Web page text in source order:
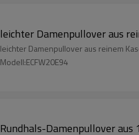
leichter Damenpullover aus
leichter Damenpullover aus reinem
Modell:ECFW20E94
Rundhals-Damenpullover aus